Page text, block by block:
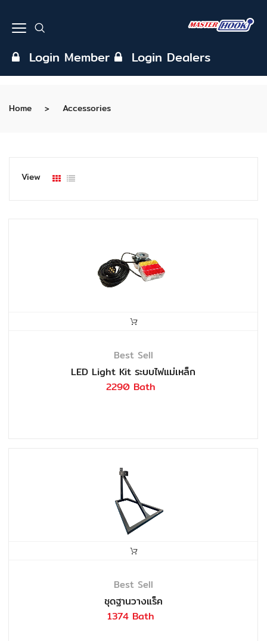
Login Member Login Dealers
Home Accessories
View
Best Sell
LED Light Kit ระบบไฟแม่เหล็ก
2290 Bath
Best Sell
ชุดฐานวางแร็ค
1374 Bath